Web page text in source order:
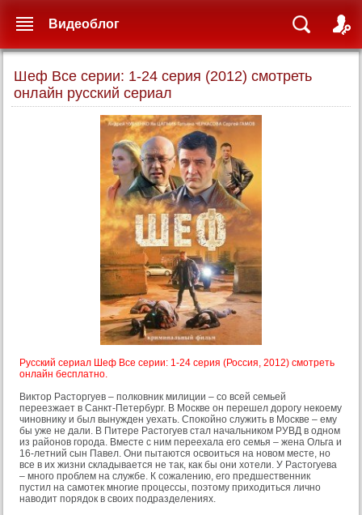
Шеф Все серии: 1-24 серия (2012) смотреть
онлайн русский сериал
Русский сериал Шеф Все серии: 1-24 серия (Россия, 2012) смотреть
онлайн бесплатно.
Виктор Расторгуев – полковник милиции – со всей семьей
переезжает в Санкт-Петербург. В Москве он перешел дорогу некоему
чиновнику и был вынужден уехать. Спокойно служить в Москве – ему
бы уже не дали. В Питере Растогуев стал начальником РУВД в одном
из районов города. Вместе с ним переехала его семья – жена Ольга и
16-летний сын Павел. Они пытаются освоиться на новом месте, но
все в их жизни складывается не так, как бы они хотели. У Растогуева
– много проблем на службе. К сожалению, его предшественник
пустил на самотек многие процессы, поэтому приходиться лично
наводит порядок в своих подразделениях.
Видеоблог